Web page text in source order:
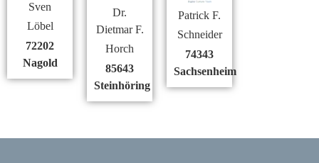
Sven
Löbel
72202
Nagold
Dr.
Dietmar F.
Horch
85643
Steinhöring
Patrick F.
Schneider
74343
Sachsenheim